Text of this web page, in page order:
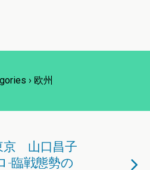
› 欧州
京 山口昌子
-臨戦態勢の